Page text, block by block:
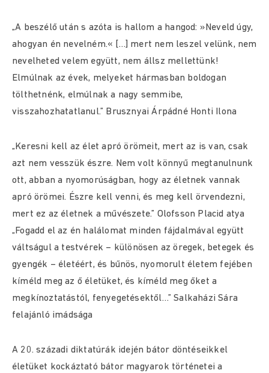
„A beszélő után s azóta is hallom a hangod: »Neveld úgy,
ahogyan én nevelném.« […] mert nem leszel velünk, nem
nevelheted velem együtt, nem állsz mellettünk!
Elmúlnak az évek, melyeket hármasban boldogan
tölthetnénk, elmúlnak a nagy semmibe,
visszahozhatatlanul.” Brusznyai Árpádné Honti Ilona
„Keresni kell az élet apró örömeit, mert az is van, csak
azt nem vesszük észre. Nem volt könnyű megtanulnunk
ott, abban a nyomorúságban, hogy az életnek vannak
apró örömei. Észre kell venni, és meg kell örvendezni,
mert ez az életnek a művészete.” Olofsson Placid atya
„Fogadd el az én halálomat minden fájdalmával együtt
váltságul a testvérek – különösen az öregek, betegek és
gyengék – életéért, és bűnös, nyomorult életem fejében
kíméld meg az ő életüket, és kíméld meg őket a
megkínoztatástól, fenyegetésektől…” Salkaházi Sára
felajánló imádsága
A 20. századi diktatúrák idején bátor döntéseikkel
életüket kockáztató bátor magyarok történetei a